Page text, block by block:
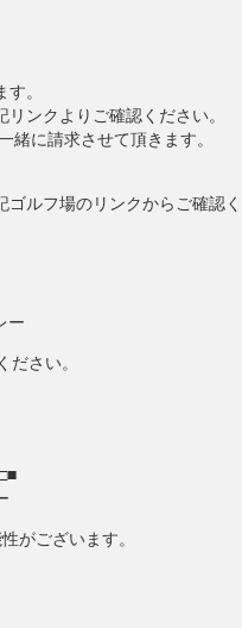
。
ンクよりご確認ください。
に請求させて頂きます。
ルフ場のリンクからご確認く
ー
さい。
がございます。